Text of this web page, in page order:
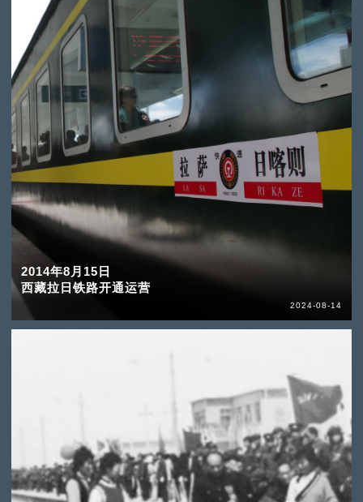
2014年8月15日
西藏拉日铁路开通运营
2024-08-14